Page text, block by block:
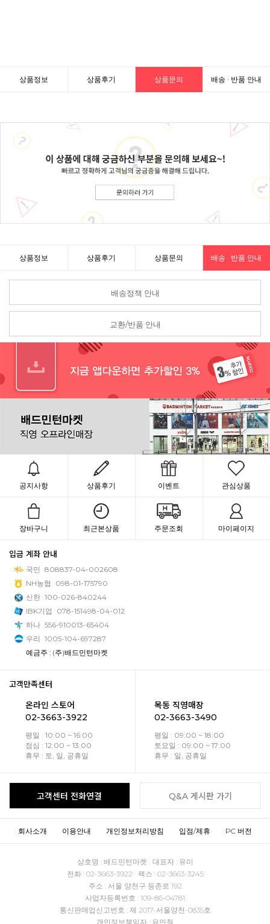
상품정보 상품후기 상품문의 배송 · 반품 안내
상품정보 상품후기 상품문의 배송 · 반품 안내
배송정책 안내
교환/반품 안내
공지사항 상품후기 이벤트 관심상품
장바구니 최근본상품 주문조회 마이페이지
입금 계좌 안내
국민 808837-04-002608
NH농협
098-01-175790
신한 100-026-840244
IBK기업
078-151498-04-012
하나 556-910013-65404
우리 1005-104-697287
예금주 : (주)배드민턴마켓
고객만족센터
온라인 스토어
02-3663-3922
평일 : 10:00 ~ 16:00
점심 : 12:00 ~ 13:00
휴무 : 토, 일, 공휴일
목동 직영매장
02-3663-3490
평일 : 09:00 ~ 18:00
토요일 : 09:00 ~ 17:00
휴무 : 일, 공휴일
고객센터 전화연결 Q&A 게시판 가기
회사소개 이용안내 개인정보처리방침 입점/제휴 PC 버전
상호명 : 배드민턴마켓 대표자 : 유미
전화 : 02-3663-3922 팩스 : 02-3663-3245
주소 : 서울 양천구 등촌로 192
사업자등록번호 : 109-86-04781
통신판매업신고번호 : 제 2017-서울양천-0835호
개인정보책임자 : 유인철